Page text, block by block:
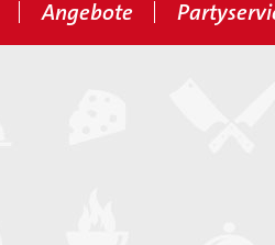
Angebote